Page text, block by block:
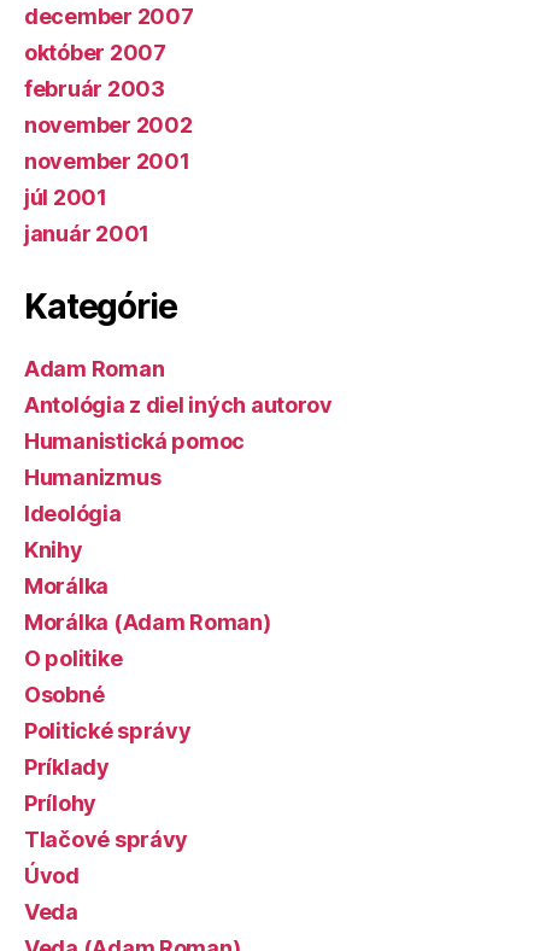
december 2007
október 2007
február 2003
november 2002
november 2001
júl 2001
január 2001
Kategórie
Adam Roman
Antológia z diel iných autorov
Humanistická pomoc
Humanizmus
Ideológia
Knihy
Morálka
Morálka (Adam Roman)
O politike
Osobné
Politické správy
Príklady
Prílohy
Tlačové správy
Úvod
Veda